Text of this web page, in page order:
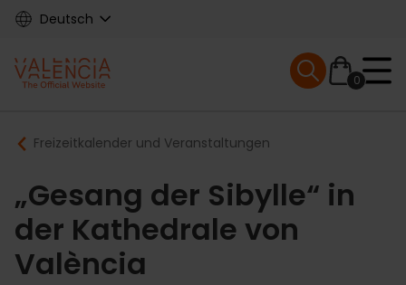
Skip
content
Deutsch
Main
navigation
0
Mobile menu
Breadcrumb
Freizeitkalender und Veranstaltungen
„Gesang der Sibylle“ in
der Kathedrale von
València